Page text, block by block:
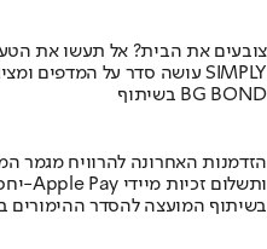
צובעים את הבית? אל תעשו את
מומחה BG BOND עושה סדר על המדפים ומציג את מותג הצבע SIMPLY
בשיתוף BG BOND
הזדמנות האחרונה להרוויח מגמר
יחסי הימור משופרים, הפקדות ב-Apple Pay ותשלום זכיות מיידי
בשיתוף המועצה להסדר ההימורים